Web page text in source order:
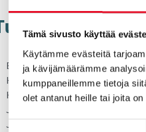
Tämä sivusto käyttää
Käytämme evästeitä
ja kävijämäärämme
kumppaneillemme tietoja
olet antanut heille tai joita
Suostumuksen
Espoo
Helsinki
Hämeenlinna
Joensuu
Jyväskylä